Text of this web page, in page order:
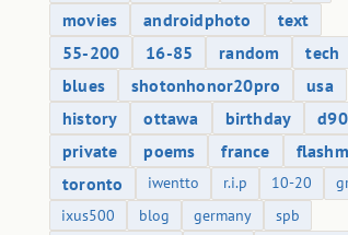
movies
androidphoto
text
55-200
16-85 random
tech
blues
shotonhonor20pro
usa
history
ottawa birthday
d90
private
poems france
toronto
iwentto r.i.p 10-20
ixus500
blog germany
spb